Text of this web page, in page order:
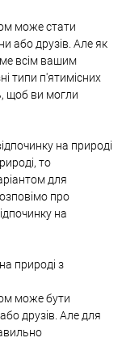
може стати
або друзів. Але як
всім вашим
типи п'ятимісних
щоб ви могли
на природі
то
для
про
на
природі з
може бути
друзів. Але для